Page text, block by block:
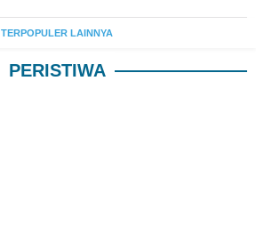
TERPOPULER LAINNYA
PERISTIWA